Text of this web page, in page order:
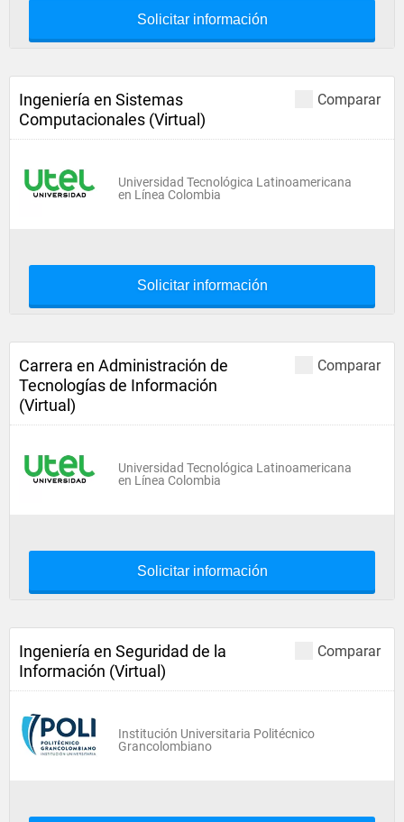
Solicitar información
Comparar
Ingeniería en Sistemas
Computacionales (Virtual)
Universidad Tecnológica Latinoamericana
en Línea Colombia
Solicitar información
Comparar
Carrera en Administración de
Tecnologías de Información
(Virtual)
Universidad Tecnológica Latinoamericana
en Línea Colombia
Solicitar información
Comparar
Ingeniería en Seguridad de la
Información (Virtual)
Institución Universitaria Politécnico
Grancolombiano